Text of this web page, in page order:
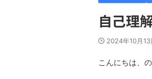
自己理
2024年10月13
こんにちは、の